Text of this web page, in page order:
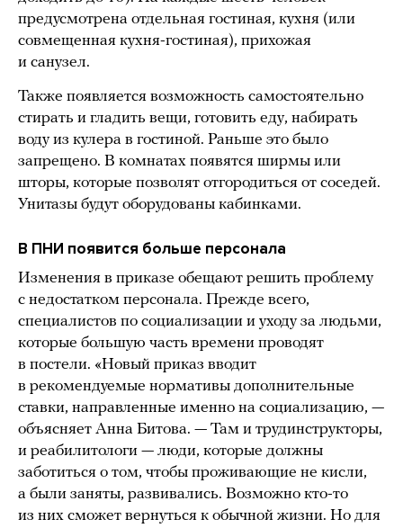
предусмотрена отдельная гостиная, кухня (или
совмещенная кухня-гостиная), прихожая
и санузел.
Также появляется возможность самостоятельно
стирать и гладить вещи, готовить еду, набирать
воду из кулера в гостиной. Раньше это было
запрещено. В комнатах появятся ширмы или
шторы, которые позволят отгородиться от соседей.
Унитазы будут оборудованы кабинками.
В ПНИ появится больше персонала
Изменения в приказе обещают решить проблему
с недостатком персонала. Прежде всего,
специалистов по социализации и уходу за людьми,
которые большую часть времени проводят
в постели. «Новый приказ вводит
в рекомендуемые нормативы дополнительные
ставки, направленные именно на социализацию, —
объясняет Анна Битова. — Там и трудинструкторы,
и реабилитологи — люди, которые должны
заботиться о том, чтобы проживающие не кисли,
а были заняты, развивались. Возможно кто-то
из них сможет вернуться к обычной жизни. Но для